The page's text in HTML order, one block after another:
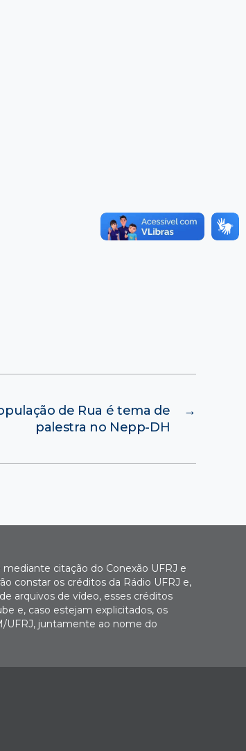
→
de Rua é tema de
palestra no Nepp-DH
citação do Conexão UFRJ e
constar os créditos da Rádio UFRJ e,
arquivos de vídeo, esses créditos
e, caso estejam explicitados, os
UFRJ, juntamente ao nome do